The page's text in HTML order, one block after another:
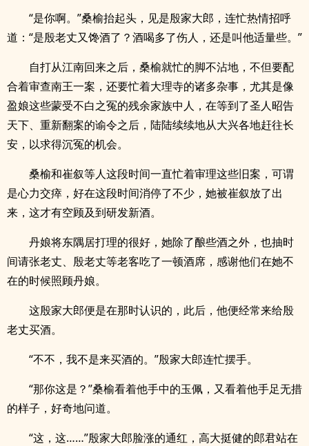
“是你啊。”桑榆抬起头，见是殷家大郎，连忙热情招呼
道：“是殷老丈又馋酒了？酒喝多了伤人，还是叫他适量些。”
自打从江南回来之后，桑榆就忙的脚不沾地，不但要配
合着审查南王一案，还要忙着大理寺的诸多杂事，尤其是像
盈娘这些蒙受不白之冤的残余家族中人，在等到了圣人昭告
天下、重新翻案的谕令之后，陆陆续续地从大兴各地赶往长
安，以求得沉冤的机会。
桑榆和崔叙等人这段时间一直忙着审理这些旧案，可谓
是心力交瘁，好在这段时间消停了不少，她被崔叙放了出
来，这才有空顾及到研发新酒。
丹娘将东隅居打理的很好，她除了酿些酒之外，也抽时
间请张老丈、殷老丈等老客吃了一顿酒席，感谢他们在她不
在的时候照顾丹娘。
这殷家大郎便是在那时认识的，此后，他便经常来给殷
老丈买酒。
“不不，我不是来买酒的。”殷家大郎连忙摆手。
“那你这是？”桑榆看着他手中的玉佩，又看着他手足无措
的样子，好奇地问道。
“这，这……”殷家大郎脸涨的通红，高大挺健的郎君站在